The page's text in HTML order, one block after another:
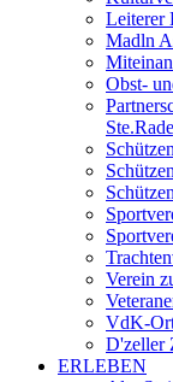
Leiterer
Madln
Obst-
Verein
VdK-
D'zeller
ERLEBEN